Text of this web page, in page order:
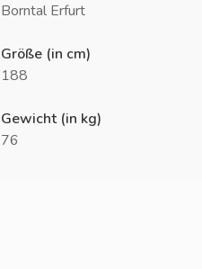
Borntal Erfurt
Größe (in cm)
188
Gewicht (in kg)
76